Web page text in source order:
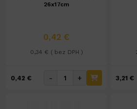
26x17cm
0,42 €
0,34 € ( bez DPH )
0,42 € - + 3,21 €